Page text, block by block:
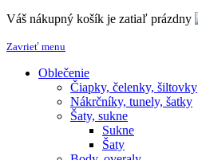
Váš nákupný košík je zatiaľ prázdny
Zavrieť menu
Oblečenie
Čiapky, čelenky, šiltovky
Nákrčníky, tunely, šatky
Šaty, sukne
Sukne
Šaty